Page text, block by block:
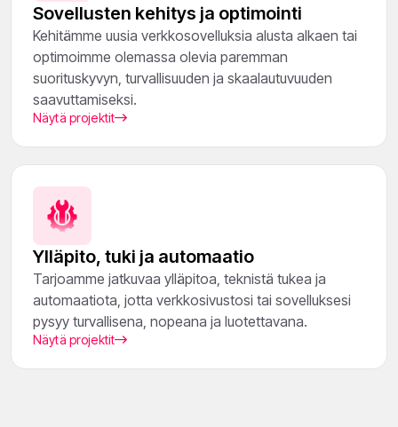
Sovellusten kehitys ja optimointi
Kehitämme uusia verkkosovelluksia alusta alkaen tai
optimoimme olemassa olevia paremman
suorituskyvyn, turvallisuuden ja skaalautuvuuden
saavuttamiseksi.
Näytä projektit
Ylläpito, tuki ja automaatio
Tarjoamme jatkuvaa ylläpitoa, teknistä tukea ja
automaatiota, jotta verkkosivustosi tai sovelluksesi
pysyy turvallisena, nopeana ja luotettavana.
Näytä projektit